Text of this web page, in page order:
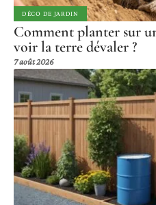
DÉCO DE JARDIN
Comment planter sur
voir la terre dévaler ?
7 août 2026